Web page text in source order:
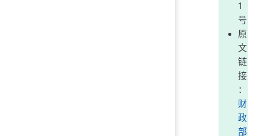
1
号
原
文
链
接
：
财
政
部